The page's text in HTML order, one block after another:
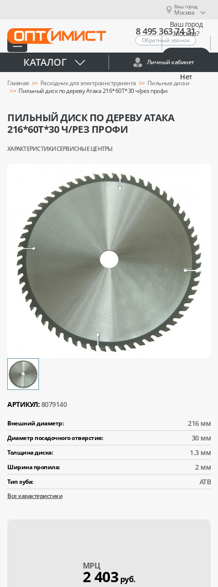
Ваш город
Москва
Ваш город
Москва?
Нет
8 495 363 74 31
Обратный звонок
КАТАЛОГ Личный кабинет
Главная Расходник для электроинструмента
Пильные диски
Пильный диск по дереву Атака 216*60T*30 ч/рез профи
ПИЛЬНЫЙ ДИСК ПО ДЕРЕВУ АТАКА
216*60T*30 Ч/РЕЗ ПРОФИ
ХАРАКТЕРИСТИКИСЕРВИСНЫЕ ЦЕНТРЫ
АРТИКУЛ: 8079140
Внешний диаметр: 216 мм
Диаметр посадочного отверстия: 30 мм
Толщина диска: 1.3 мм
Ширина пропила: 2 мм
Тип зуба: АТВ
Все характеристики
МPЦ
2 403 руб.